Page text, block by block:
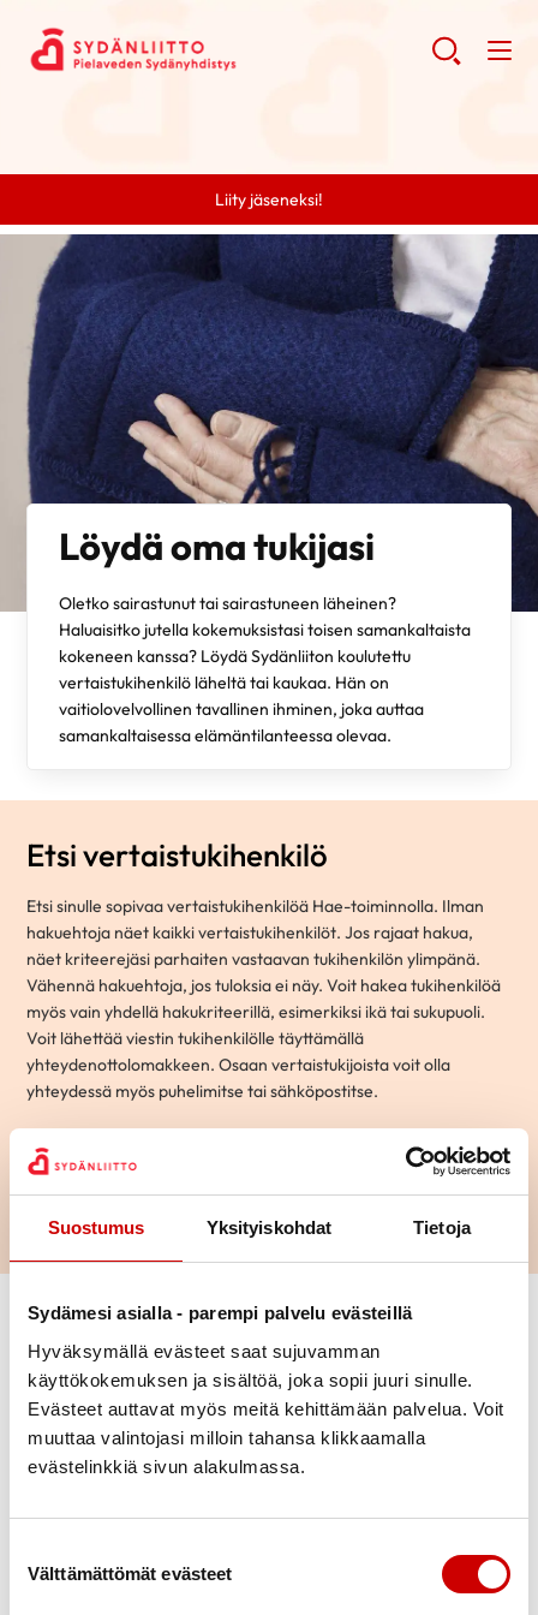
Suostumus Yksityiskohdat Tietoja
Sydämesi asialla - parempi palvelu evästeillä
Hyväksymällä evästeet saat sujuvamman
käyttökokemuksen ja sisältöä, joka sopii juuri sinulle.
Evästeet auttavat myös meitä kehittämään palvelua. Voit
muuttaa valintojasi milloin tahansa klikkaamalla
evästelinkkiä sivun alakulmassa.
Välttämättömät evästeet
Liity jäseneksi!
Löydä oma tukijasi
Oletko sairastunut tai sairastuneen läheinen?
Haluaisitko jutella kokemuksistasi toisen samankaltaista
kokeneen kanssa? Löydä Sydänliiton koulutettu
vertaistukihenkilö läheltä tai kaukaa. Hän on
vaitiolovelvollinen tavallinen ihminen, joka auttaa
samankaltaisessa elämäntilanteessa olevaa.
Etsi vertaistukihenkilö
Etsi sinulle sopivaa vertaistukihenkilöä Hae-toiminnolla. Ilman
hakuehtoja näet kaikki vertaistukihenkilöt. Jos rajaat hakua,
näet kriteerejäsi parhaiten vastaavan tukihenkilön ylimpänä.
Vähennä hakuehtoja, jos tuloksia ei näy. Voit hakea tukihenkilöä
myös vain yhdellä hakukriteerillä, esimerkiksi ikä tai sukupuoli.
Voit lähettää viestin tukihenkilölle täyttämällä
yhteydenottolomakkeen. Osaan vertaistukijoista voit olla
yhteydessä myös puhelimitse tai sähköpostitse.
Hae
Vaihda suodattimet
Aihepiiri
Ikä
Kaupunki
Mikko
70-vuotias|Kotka
KESKUSTELEN AIHEISTA